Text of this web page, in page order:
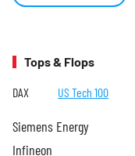
Tops & Flops
DAX US Tech 100
Siemens Energy
Infineon